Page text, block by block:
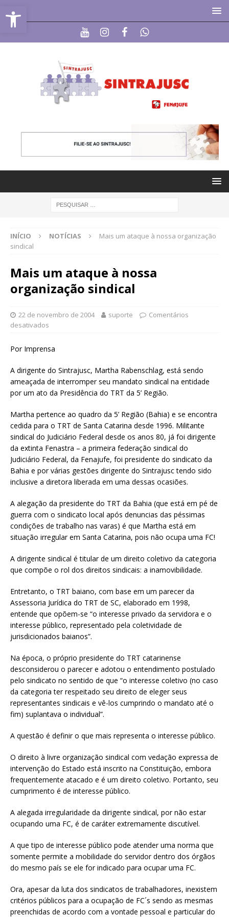
Abrir a barra de ferramentas
INÍCIO NOTÍCIAS
Mais um ataque à nossa organização
sindical
Mais um ataque à nossa
organização sindical
22 de novembro de 2004 suporte
Comentários
desativados
Por Imprensa
A dirigente do Sintrajusc, Martha Rabenschlag, está sendo
ameaçada de interromper seu mandato sindical na entidade
por um ato da Presidência do TRT da 5’ Região.
Martha pertence ao quadro da 5’ Região (Bahia) e se encontra
cedida para o TRT de Santa Catarina desde 1996. Militante
sindical do Judiciário Federal desde os anos 80, já foi dirigente
da extinta Fenastra – a primeira federação sindical do
Judiciário Federal, da Fenajufe, foi presidente do sindicato da
Bahia e por várias gestões dirigente do Sintrajusc tendo sido
inclusive a diretora liberada em uma dessas ocasiões.
A alegação da presidente do TRT da Bahia (que está em pé de
guerra com o sindicato local após denuncias das péssimas
condições de trabalho nas varas) é que Martha está em
situação irregular em Santa Catarina, pois não ocupa uma FC!
A dirigente sindical é titular de um direito coletivo da categoria
que compõe o rol dos direitos sindicais: a inamovibilidade.
Entretanto, o TRT baiano, com base em um parecer da
Assessoria Jurídica do TRT de SC, elaborado em 1998,
entende que opõem-se “o interesse privado da servidora e o
interesse público, representado pela coletividade de
jurisdicionados baianos”.
Na época, o próprio presidente do TRT catarinense
desconsiderou o parecer e adotou o entendimento postulado
pelo sindicato no sentido de que “o interesse coletivo (no caso
da categoria ter respeitado seu direito de eleger seus
representantes sindicais e vê-los cumprindo o mandato até o
fim) suplantava o individual”.
A questão é definir o que mais representa o interesse público.
O direito à livre organização sindical com vedação expressa de
intervenção do Estado está inscrito na Constituição, embora
frequentemente atacado e é um direito coletivo. Portanto, seu
cumprimento é de interesse público.
A alegada irregularidade da dirigente sindical, por não estar
ocupando uma FC, é de caráter extremamente discutível.
A que tipo de interesse público pode atender uma norma que
somente permite a mobilidade do servidor dentro dos órgãos
do mesmo país se ele for indicado para ocupar uma FC.
Ora, apesar da luta dos sindicatos de trabalhadores, inexistem
critérios públicos para a ocupação de FC´s sendo as mesmas
preenchidas de acordo com a vontade pessoal e particular do